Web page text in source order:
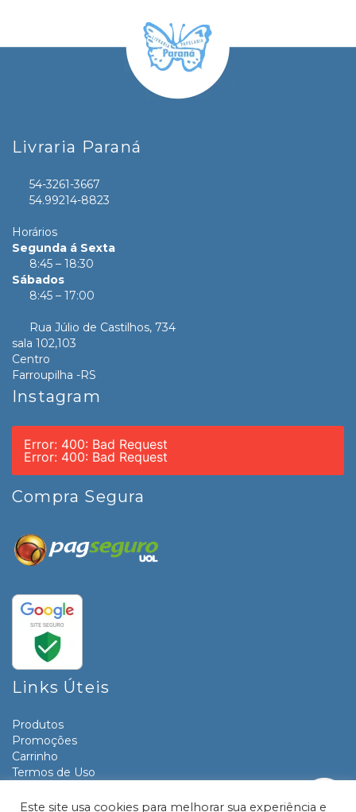
Livraria Paraná
54-3261-3667
54.99214-8823
Horários
Segunda á Sexta
8:45 – 18:30
Sábados
8:45 – 17:00
Rua Júlio de Castilhos, 734
sala 102,103
Centro
Farroupilha -RS
Instagram
Error: 400: Bad Request
Error: 400: Bad Request
Compra Segura
Links Úteis
Produtos
Promoções
Carrinho
Termos de Uso
Contato
Este site usa cookies para melhorar sua experiência e